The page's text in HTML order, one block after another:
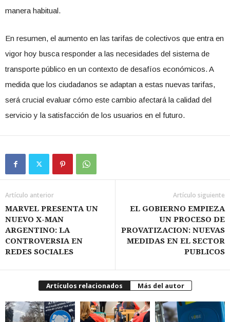
manera habitual.
En resumen, el aumento en las tarifas de colectivos que entra en
vigor hoy busca responder a las necesidades del sistema de
transporte público en un contexto de desafíos económicos. A
medida que los ciudadanos se adaptan a estas nuevas tarifas,
será crucial evaluar cómo este cambio afectará la calidad del
servicio y la satisfacción de los usuarios en el futuro.
Artículo anterior
MARVEL PRESENTA UN
NUEVO X-MAN
ARGENTINO: LA
CONTROVERSIA EN
REDES SOCIALES
Artículo siguiente
EL GOBIERNO EMPIEZA
UN PROCESO DE
PROVATIZACION: NUEVAS
MEDIDAS EN EL SECTOR
PUBLICOS
Artículos relacionados Más del autor